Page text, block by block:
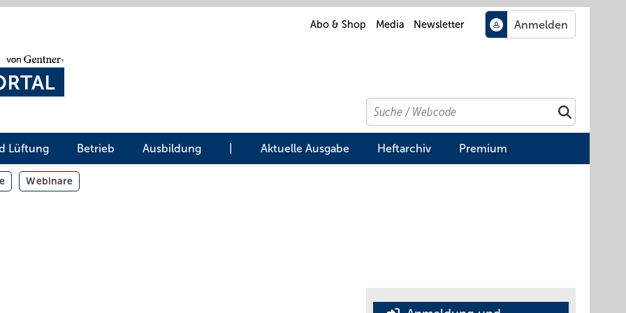
Abo & Shop Media Newsletter
Search
Suchen
Lüftung Betrieb Ausbildung Aktuelle Ausgabe Heftarchiv Premium
Webinare